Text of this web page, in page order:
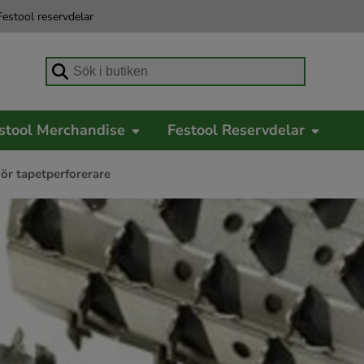
reservdelar
Börja skriva för att söka
Merchandise Festool Reservdelar
tapetperforerare